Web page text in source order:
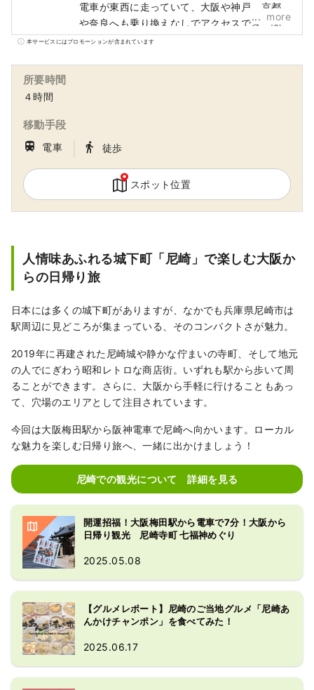
電車が東西に走っていて、大阪や神戸、京都
や奈良へも乗り換えなしでアクセスでき、関
西3空港へも1時間以内で移動できる、交通の
2019年に再建され、再び町のシンボルとなっ
ています。 【人情の町】 尼崎には古くから賑
わいが続く商店街や、銭湯などが多くあり、
町のあちこちに下町の風情が残っています。
時代、紡績工場の開業で工業都市としての第
一歩を踏み出した尼崎は、その後高度経済成
ガスの大幅な削減など低炭素社会の実現に向
け、高い目標を掲げて先駆的な取組にチャレ
「環境モデル都市」に選定されました。 ※一
般社団法人あまがさき観光局は、尼崎に関わ
る様々な関係者の方々のご協力をいただきな
がら、地域の資源を最大限に活用することに
より、観光客を広く呼び込み、地域経済を潤
し、市民の地域への誇りと愛着を育む尼崎な
んでいくため、2018年3月に設立されまし
た。
more
本サービスにはプロモーションが含まれています
所要時間
４時間
移動手段
train
電車 directions_walk 徒歩
スポット位置
人情味あふれる城下町「尼崎」で楽しむ大阪か
らの日帰り旅
日本には多くの城下町がありますが、なかでも兵庫県尼崎市は
駅周辺に見どころが集まっている、そのコンパクトさが魅力。
2019年に再建された尼崎城や静かな佇まいの寺町、そして地元
の人でにぎわう昭和レトロな商店街。いずれも駅から歩いて周
ることができます。さらに、大阪から手軽に行けることもあっ
て、穴場のエリアとして注目されています。
今回は大阪梅田駅から阪神電車で尼崎へ向かいます。ローカル
な魅力を楽しむ日帰り旅へ、一緒に出かけましょう！
尼崎での観光について 詳細を見る
開運招福！大阪梅田駅から電車で7分！大阪から
日帰り観光 尼崎寺町 七福神めぐり
2025.05.08
【グルメレポート】尼崎のご当地グルメ「尼崎あ
んかけチャンポン」を食べてみた！
2025.06.17